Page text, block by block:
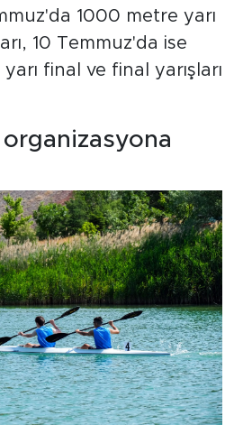
1000 metre yarı
10 Temmuz'da ise
final ve final yarışları